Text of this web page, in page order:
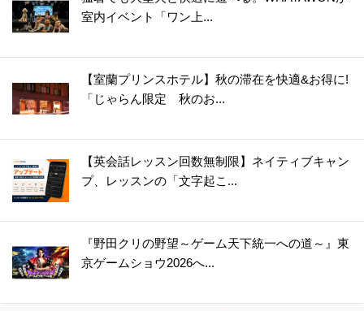
室内イベント「ワン上...
【室蘭プリンスホテル】秋の滞在を快適&お得に!
「じゃらん限定 秋のお...
【英会話レッスン回数無制限】ネイティブキャン
プ、レッスンの「文字起こ...
『野田クリの野望～ゲーム天下統一への道～』東
京ゲームショウ2026へ...